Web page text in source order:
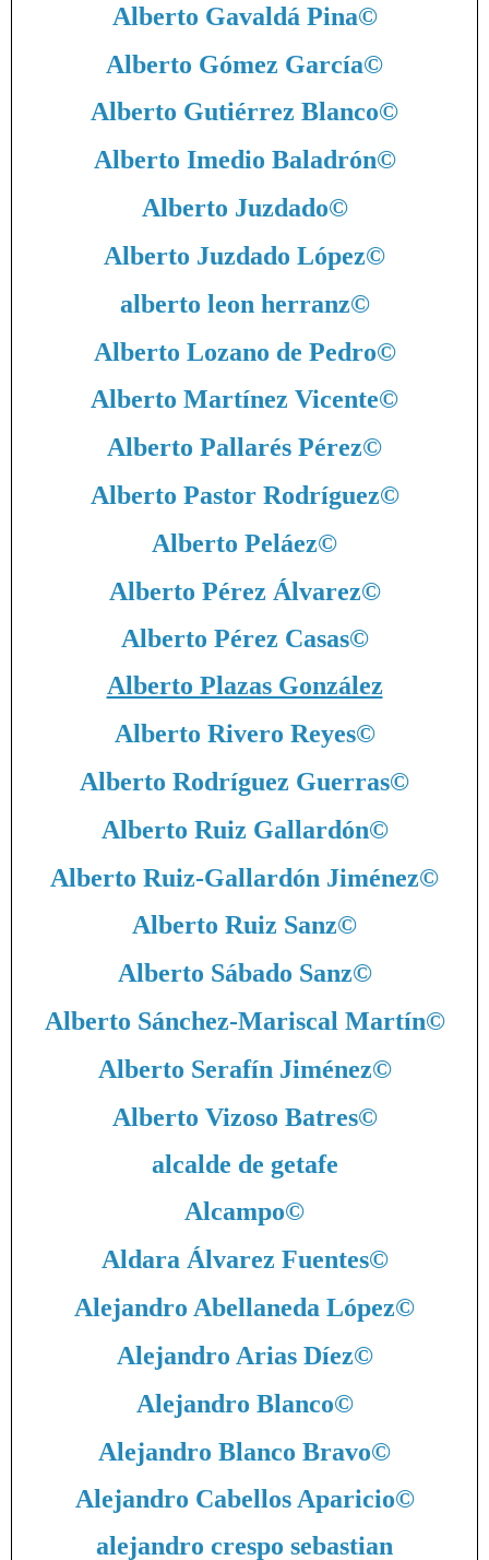
Alberto Gavaldá Pina©
Alberto Gómez García©
Alberto Gutiérrez Blanco©
Alberto Imedio Baladrón©
Alberto Juzdado©
Alberto Juzdado López©
alberto leon herranz©
Alberto Lozano de Pedro©
Alberto Martínez Vicente©
Alberto Pallarés Pérez©
Alberto Pastor Rodríguez©
Alberto Peláez©
Alberto Pérez Álvarez©
Alberto Pérez Casas©
Alberto Plazas González
Alberto Rivero Reyes©
Alberto Rodríguez Guerras©
Alberto Ruiz Gallardón©
Alberto Ruiz-Gallardón Jiménez©
Alberto Ruiz Sanz©
Alberto Sábado Sanz©
Alberto Sánchez-Mariscal Martín©
Alberto Serafín Jiménez©
Alberto Vizoso Batres©
alcalde de getafe
Alcampo©
Aldara Álvarez Fuentes©
Alejandro Abellaneda López©
Alejandro Arias Díez©
Alejandro Blanco©
Alejandro Blanco Bravo©
Alejandro Cabellos Aparicio©
alejandro crespo sebastian